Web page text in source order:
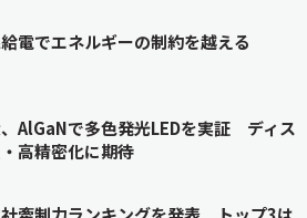
電でエネルギーの制約を越える
AlGaNで多色発光LEDを実証 ディス
高精密化に期待